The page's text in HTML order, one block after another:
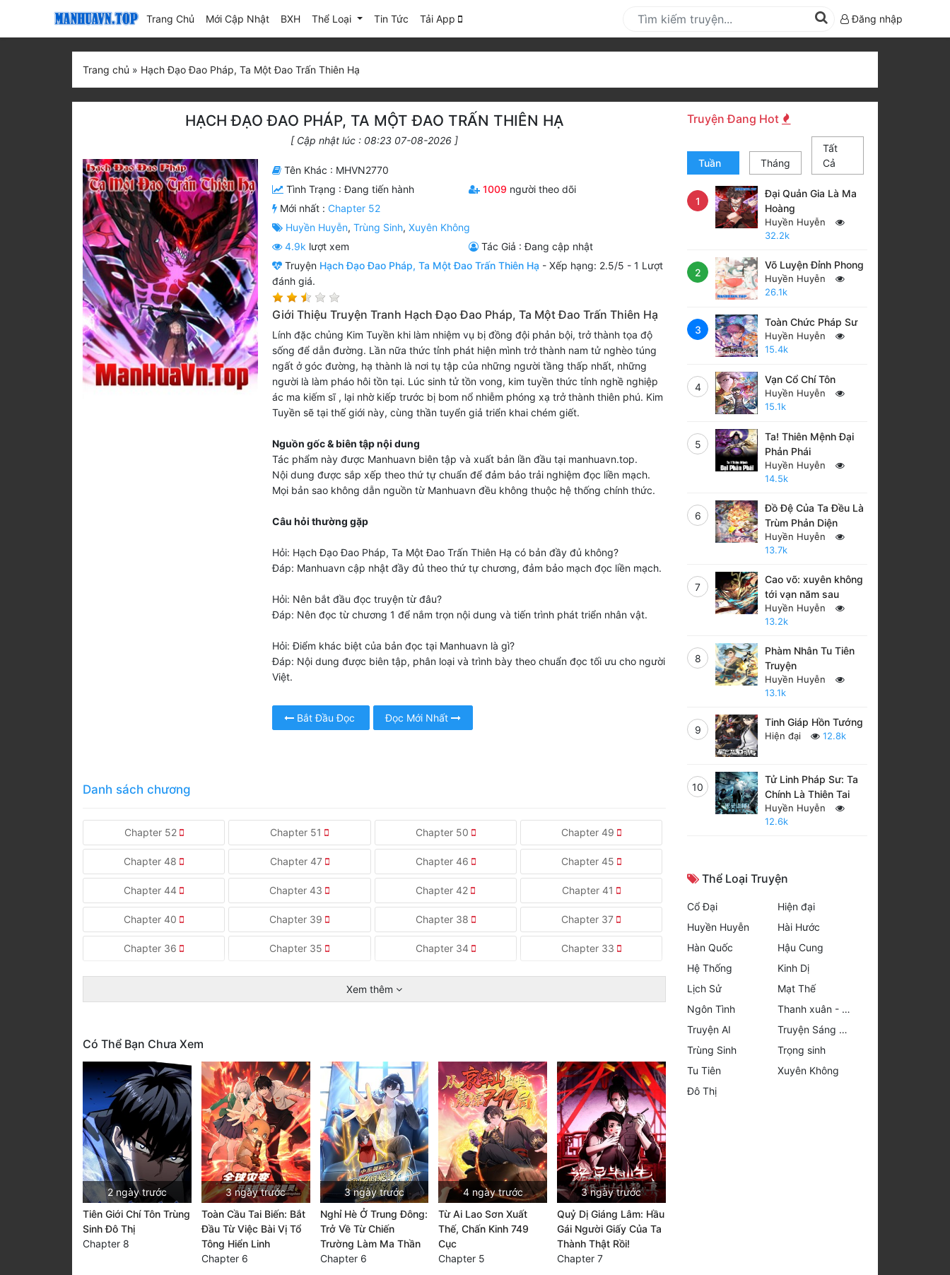
Trang Chủ Mới Cập Nhật(current)
BXH Thể Loại Tin Tức Tải App Đăng nhập
Trang chủ » Hạch Đạo Đao Pháp, Ta Một Đao Trấn Thiên Hạ
HẠCH ĐẠO ĐAO PHÁP, TA MỘT ĐAO TRẤN THIÊN HẠ
[ Cập nhật lúc : 08:23 07-08-2026 ]
Tên Khác : MHVN2770
Tình Trạng :Đang tiến hành 1009 người theo dõi
Mới nhất : Chapter 52
Huyền Huyễn, Trùng Sinh, Xuyên Không
4.9k lượt xem
Tác Giả : Đang cập nhật
Truyện Hạch Đạo Đao Pháp, Ta Một Đao Trấn Thiên Hạ - Xếp hạng: 2.5/5 - 1 Lượt
đánh giá.
Giới Thiệu Truyện Tranh Hạch Đạo Đao Pháp, Ta Một Đao Trấn Thiên Hạ
Lính đặc chủng Kim Tuyền khi làm nhiệm vụ bị đồng đội phản bội, trở thành tọa độ
sống để dẫn đường. Lần nữa thức tỉnh phát hiện mình trở thành nam tử nghèo túng
ngất ở góc đường, hạ thành là nơi tụ tập của những người tầng thấp nhất, những
người là làm pháo hôi tồn tại. Lúc sinh tử tồn vong, kim tuyền thức tỉnh nghề nghiệp
ác ma kiếm sĩ , lại nhờ kiếp trước bị bom nổ nhiễm phóng xạ trở thành thiên phú. Kim
Tuyền sẽ tại thế giới này, cùng thần tuyển giả triển khai chém giết.
Nguồn gốc & biên tập nội dung
Tác phẩm này được Manhuavn biên tập và xuất bản lần đầu tại manhuavn.top.
Nội dung được sắp xếp theo thứ tự chuẩn để đảm bảo trải nghiệm đọc liền mạch.
Mọi bản sao không dẫn nguồn từ Manhuavn đều không thuộc hệ thống chính thức.
Câu hỏi thường gặp
Hỏi: Hạch Đạo Đao Pháp, Ta Một Đao Trấn Thiên Hạ có bản đầy đủ không?
Đáp: Manhuavn cập nhật đầy đủ theo thứ tự chương, đảm bảo mạch đọc liền mạch.
Hỏi: Nên bắt đầu đọc truyện từ đâu?
Đáp: Nên đọc từ chương 1 để nắm trọn nội dung và tiến trình phát triển nhân vật.
Hỏi: Điểm khác biệt của bản đọc tại Manhuavn là gì?
Đáp: Nội dung được biên tập, phân loại và trình bày theo chuẩn đọc tối ưu cho người
Việt.
Bắt Đầu Đọc Đọc Mới Nhất
Danh sách chương
Chapter 52 Chapter 51 Chapter 50 Chapter 49
Chapter 48 Chapter 47 Chapter 46 Chapter 45
Chapter 44 Chapter 43 Chapter 42 Chapter 41
Chapter 40 Chapter 39 Chapter 38 Chapter 37
Chapter 36 Chapter 35 Chapter 34 Chapter 33
Xem thêm
Có Thể Bạn Chưa Xem
2 ngày trước
Tiên Giới Chí Tôn Trùng
Sinh Đô Thị
Chapter 8
3 ngày trước
Toàn Cầu Tai Biến: Bắt
Đầu Từ Việc Bài Vị Tổ
Tông Hiển Linh
Chapter 6
3 ngày trước
Nghỉ Hè Ở Trung Đông:
Trở Về Từ Chiến
Trường Làm Ma Thần
Chapter 6
4 ngày trước
Từ Ai Lao Sơn Xuất
Thế, Chấn Kinh 749
Cục
Chapter 5
3 ngày trước
Quỷ Dị Giáng Lâm: Hầu
Gái Người Giấy Của Ta
Thành Thật Rồi!
Chapter 7
Truyện Đang Hot
Tuần Tháng
Tất
Cả
1
Đại Quản Gia Là Ma
Hoàng
Huyền Huyễn
32.2k
2
Võ Luyện Đỉnh Phong
Huyền Huyễn
26.1k
3
Toàn Chức Pháp Sư
Huyền Huyễn
15.4k
4
Vạn Cổ Chí Tôn
Huyền Huyễn
15.1k
5
Ta! Thiên Mệnh Đại
Phản Phái
Huyền Huyễn
14.5k
6
Đồ Đệ Của Ta Đều Là
Trùm Phản Diện
Huyền Huyễn
13.7k
7
Cao võ: xuyên không
tới vạn năm sau
Huyền Huyễn
13.2k
8
Phàm Nhân Tu Tiên
Truyện
Huyền Huyễn
13.1k
9
Tinh Giáp Hồn Tướng
Hiện đại 12.8k
10
Tử Linh Pháp Sư: Ta
Chính Là Thiên Tai
Huyền Huyễn
12.6k
Thể Loại Truyện
Cổ Đại
Hiện đại
Huyền Huyễn
Hài Hước
Hàn Quốc
Hậu Cung
Hệ Thống
Kinh Dị
Lịch Sử
Mạt Thế
Ngôn Tình
Thanh xuân - Vườn trường
Truyện AI
Truyện Sáng Tác
Trùng Sinh
Trọng sinh
Tu Tiên
Xuyên Không
Đô Thị